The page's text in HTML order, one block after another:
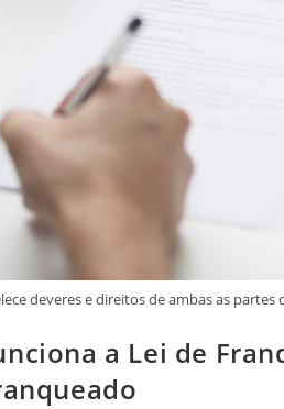
deveres e direitos de ambas as
a Lei de